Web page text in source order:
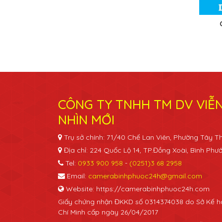
CÔNG TY TNHH TM DV
NHÌN MỚI
Trụ sở chính: 71/40 Chế Lan Viên, Phường Tây
Địa chỉ: 224 Quốc Lộ 14, TP.Đồng Xoài, Bình
Tel: 0933 900 958 - (0251)3 68 2958
Email: camerabinhphuoc24h@gmail.com
Website: https://camerabinhphuoc24h.com
Giấy chứng nhận ĐKKD số 0314374038 do Sở Kế
Chí Minh cấp ngày 26/04/2017